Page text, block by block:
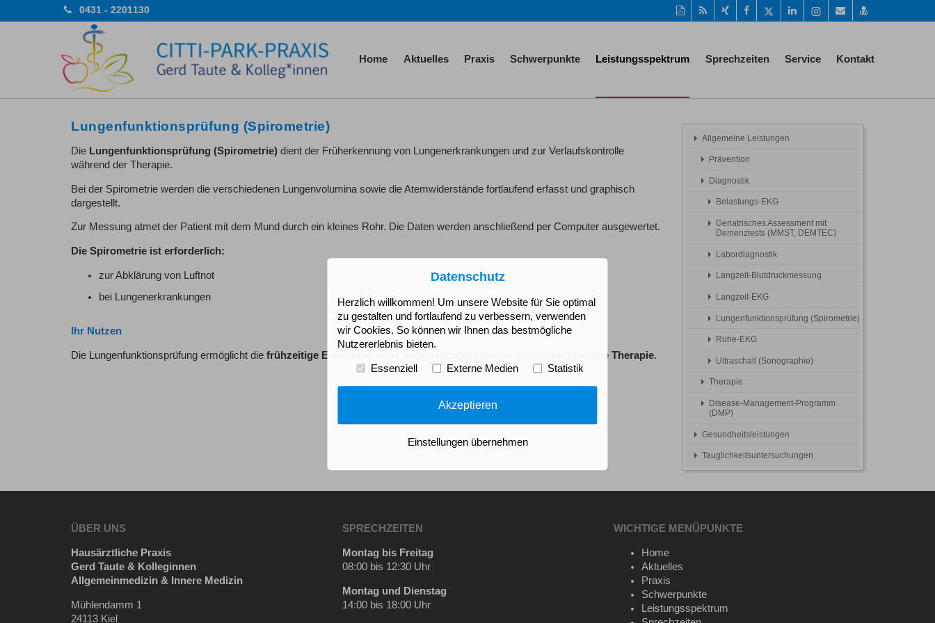
0431 - 2201130
Diese
Seite
drucken
RSS-
Feed
Auf
Xing
Auf
Facebook
Twitter
Auf
LinkedIn
Instagram-
Seite
Per
Mail
vCard
speichern
Home Aktuelles Praxis Schwerpunkte Leistungsspektrum Sprechzeiten Service Kontakt
Lungenfunktionsprüfung (Spirometrie)
Die Lungenfunktionsprüfung (Spirometrie) dient der Früherkennung von Lungenerkrankungen und zur Verlaufskontrolle
während der Therapie.
Bei der Spirometrie werden die verschiedenen Lungenvolumina sowie die Atemwiderstände fortlaufend erfasst und graphisch
dargestellt.
Zur Messung atmet der Patient mit dem Mund durch ein kleines Rohr. Die Daten werden anschließend per Computer ausgewertet.
Die Spirometrie ist erforderlich:
zur Abklärung von Luftnot
bei Lungenerkrankungen
Ihr Nutzen
Die Lungenfunktionsprüfung ermöglicht die frühzeitige Ermittlung von Lungenerkrankungen rechtzeitige Therapie.
Allgemeine Leistungen
Prävention
Diagnostik
Belastungs-EKG
Geriatrisches Assessment mit
Demenztests (MMST, DEMTEC)
Labordiagnostik
Langzeit-Blutdruckmessung
Langzeit-EKG
Lungenfunktionsprüfung (Spirometrie)
Ruhe-EKG
Ultraschall (Sonographie)
Therapie
Disease-Management-Programm
(DMP)
Gesundheitsleistungen
Tauglichkeitsuntersuchungen
ÜBER UNS
Hausärztliche Praxis
Gerd Taute & Kolleginnen
Allgemeinmedizin & Innere Medizin
Mühlendamm 1
24113 Kiel
SPRECHZEITEN
Montag bis Freitag
08:00 bis 12:30 Uhr
Montag und Dienstag
14:00 bis 18:00 Uhr
WICHTIGE MENÜPUNKTE
Home
Aktuelles
Praxis
Schwerpunkte
Leistungsspektrum
Datenschutz
Herzlich willkommen! Um unsere Website für Sie optimal
zu gestalten und fortlaufend zu verbessern, verwenden
wir Cookies. So können wir Ihnen das bestmögliche
Nutzererlebnis bieten.
Essenziell Externe Medien Statistik
Akzeptieren
Einstellungen übernehmen